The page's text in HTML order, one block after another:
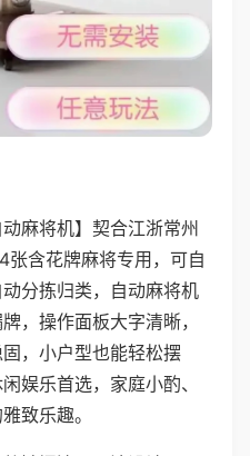
动麻将机】契合江浙常州
张含花牌麻将专用，可自
分拣归类，自动麻将机
，操作面板大字清晰，
，小户型也能轻松摆
娱乐首选，家庭小酌、
致乐趣。